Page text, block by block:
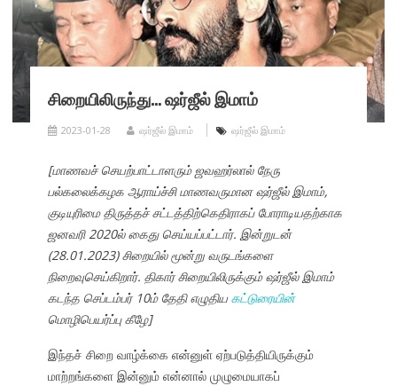
சிறையிலிருந்து… ஷர்ஜீல் இமாம்
2023-01-28 ஷர்ஜீல் இமாம் ஷர்ஜீல் இமாம்
[மாணவச் செயற்பாட்டாளரும் ஜவஹர்லால் நேரு
பல்கலைக்கழக ஆராய்ச்சி மாணவருமான ஷர்ஜீல் இமாம்,
குடியுரிமை திருத்தச் சட்டத்திற்கெதிராகப் போராடியதற்காக
ஜனவரி 2020ல் கைது செய்யப்பட்டார். இன்றுடன்
(28.01.2023) சிறையில் மூன்று வருடங்களை
நிறைவுசெய்கிறார். திகார் சிறையிலிருக்கும் ஷர்ஜீல் இமாம்
கடந்த செப்டம்பர் 10ம் தேதி எழுதியகட்டுரையின்
மொழிபெயர்ப்பு கீழே]
இந்தச் சிறை வாழ்க்கை என்னுள் ஏற்படுத்தியிருக்கும்
மாற்றங்களை இன்னும் என்னால் முழுமையாகப்